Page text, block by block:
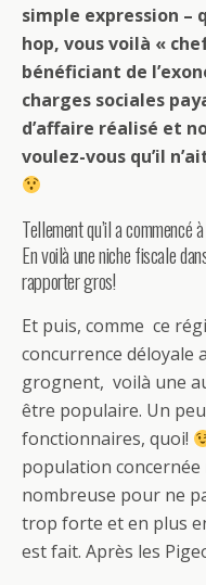
simple expression –
hop, vous voilà «
bénéficiant de
charges sociales
d’affaire réalisé et
voulez-vous qu’il
Tellement qu’il a commencé
En voilà une niche fiscale
rapporter gros!
Et puis, comme ce
concurrence déloyale
grognent, voilà une
être populaire. Un
fonctionnaires, quoi!
population concernée
nombreuse pour ne
trop forte et en plus
est fait. Après les